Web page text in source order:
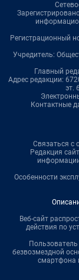
Регистрационный
Учредитель:
Главный
Адрес редакции:
эт.
Контактные
Связаться с
Редакция
Особенности
Веб-сайт
действия по
безвозмездной
смартфона